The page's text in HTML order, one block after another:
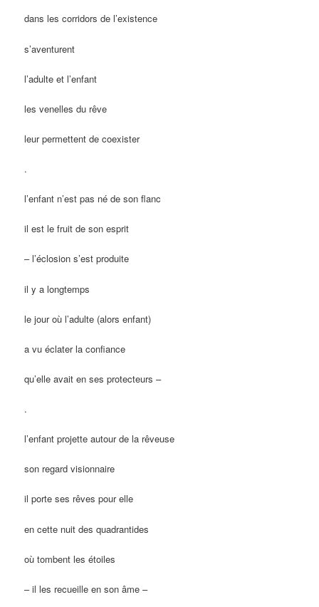
dans les corridors de l’existence
s’aventurent
l’adulte et l’enfant
les venelles du rêve
leur permettent de coexister
.
l’enfant n’est pas né de son flanc
il est le fruit de son esprit
– l’éclosion s’est produite
il y a longtemps
le jour où l’adulte (alors enfant)
a vu éclater la confiance
qu’elle avait en ses protecteurs –
.
l’enfant projette autour de la rêveuse
son regard visionnaire
il porte ses rêves pour elle
en cette nuit des quadrantides
où tombent les étoiles
– il les recueille en son âme –